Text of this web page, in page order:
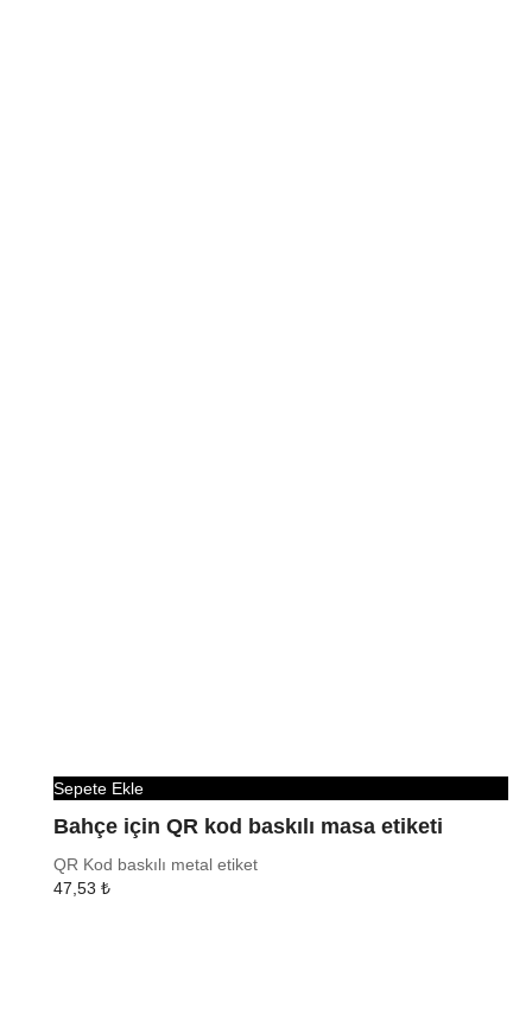
Sepete Ekle
Bahçe için QR kod baskılı masa etiketi
QR Kod baskılı metal etiket
47,53 ₺